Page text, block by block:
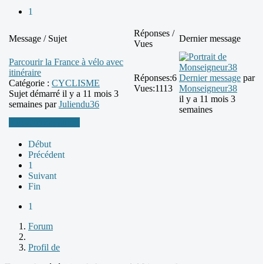
1
Message / Sujet
Réponses /
Vues
Dernier message
Parcourir la France à vélo avec
itinéraire
Catégorie : CYCLISME
Sujet démarré il y a 11 mois 3
semaines parJuliendu36
Réponses:6
Vues:1113
Dernier message par
Monseigneur38
il y a 11 mois 3
semaines
Début
Précédent
1
Suivant
Fin
1
Forum
Profil de